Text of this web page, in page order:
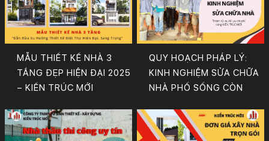
MẪU THIẾT KẾ NHÀ 3
TẦNG ĐẸP HIỆN ĐẠI 2025
– KIẾN TRÚC MỚI
QUY HOẠCH PHÁP LÝ:
KINH NGHIỆM SỬA CHỮA
NHÀ PHỐ SỐNG CÒN